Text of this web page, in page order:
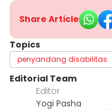
Share Article
Topics
penyandang disabilitas
Editorial Team
Editor
Yogi Pasha